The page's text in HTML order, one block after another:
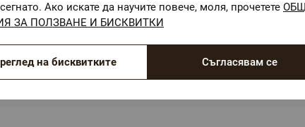
и е възможно разминаване в тоновете и
Ако искате да научите повече, моля, прочетете
ЗА ПОЛЗВАНЕ И БИСКВИТКИ
Съгласявам се
на бисквитките